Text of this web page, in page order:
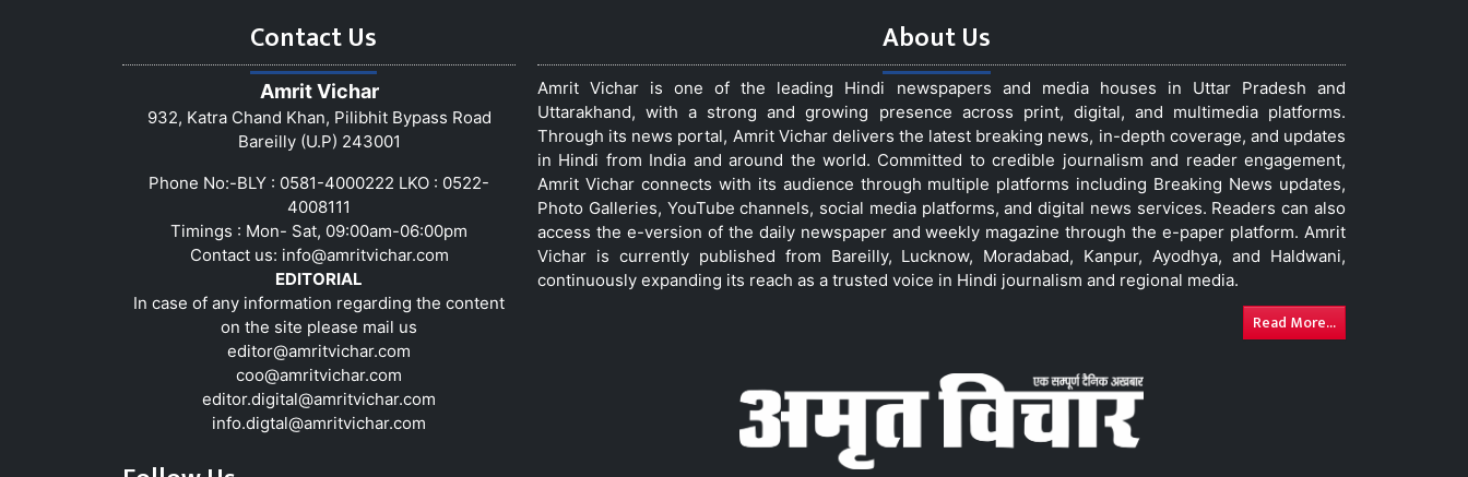
Contact Us
Amrit Vichar
932, Katra Chand Khan, Pilibhit Bypass Road
Bareilly (U.P) 243001
Phone No:-BLY : 0581-4000222 LKO : 0522-
4008111
Timings : Mon- Sat, 09:00am-06:00pm
Contact us: info@amritvichar.com
EDITORIAL
In case of any information regarding the content
on the site please mail us
editor@amritvichar.com
coo@amritvichar.com
editor.digital@amritvichar.com
info.digtal@amritvichar.com
About Us
Amrit Vichar is one of the leading Hindi newspapers and media houses in Uttar Pradesh and
Uttarakhand, with a strong and growing presence across print, digital, and multimedia platforms.
Through its news portal, Amrit Vichar delivers the latest breaking news, in-depth coverage, and updates
in Hindi from India and around the world. Committed to credible journalism and reader engagement,
Amrit Vichar connects with its audience through multiple platforms including Breaking News updates,
Photo Galleries, YouTube channels, social media platforms, and digital news services. Readers can also
access the e-version of the daily newspaper and weekly magazine through the e-paper platform. Amrit
Vichar is currently published from Bareilly, Lucknow, Moradabad, Kanpur, Ayodhya, and Haldwani,
continuously expanding its reach as a trusted voice in Hindi journalism and regional media.
Read More...